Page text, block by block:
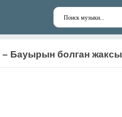
– Бауырын болган жаксы